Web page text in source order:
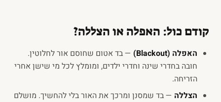
קודם כול: האפלה או הצללה?
האפלה (Blackout)
— בד אטום שחוסם אור לחלוטין.
חובה בחדרי שינה וחדרי ילדים, ומומלץ לכל מי שישן אחרי
הזריחה.
הצללה — בד שמסנן ומרכך את האור בלי להחשיך. מושלם